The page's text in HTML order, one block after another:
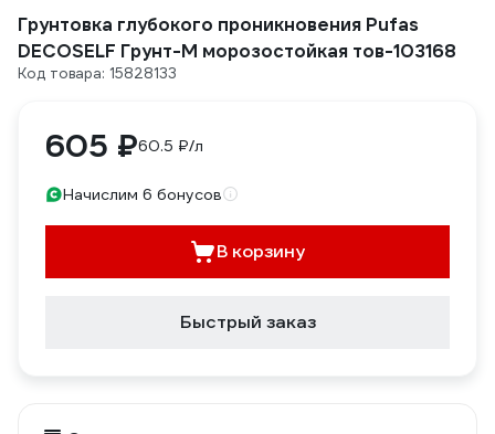
Грунтовка глубокого проникновения Pufas
DЕCOSELF Грунт-М морозостойкая тов-103168
Код товара: 15828133
605 ₽60.5 ₽/л
Начислим 6 бонусов
В корзину
Быстрый заказ